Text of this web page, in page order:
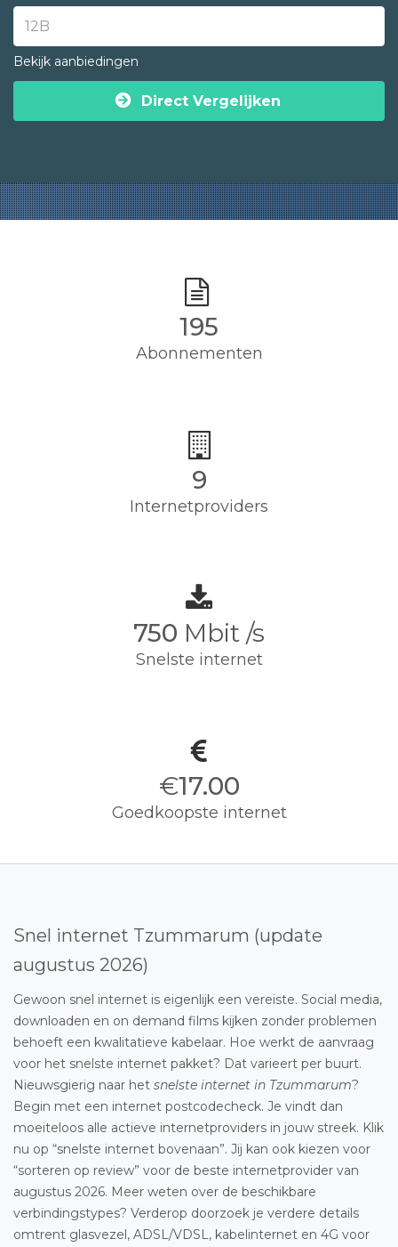
Bekijk aanbiedingen
Direct Vergelijken
195
Abonnementen
9
Internetproviders
750 Mbit /s
Snelste internet
€17.00
Goedkoopste internet
Snel internet Tzummarum (update
augustus 2026)
Gewoon snel internet is eigenlijk een vereiste. Social media,
downloaden en on demand films kijken zonder problemen
behoeft een kwalitatieve kabelaar. Hoe werkt de aanvraag
voor het snelste internet pakket? Dat varieert per buurt.
Nieuwsgierig naar het snelste internet in Tzummarum?
Begin met een internet postcodecheck. Je vindt dan
moeiteloos alle actieve internetproviders in jouw streek. Klik
nu op “snelste internet bovenaan”. Jij kan ook kiezen voor
“sorteren op review” voor de beste internetprovider van
augustus 2026. Meer weten over de beschikbare
verbindingstypes? Verderop doorzoek je verdere details
omtrent glasvezel, ADSL/VDSL, kabelinternet en 4G voor